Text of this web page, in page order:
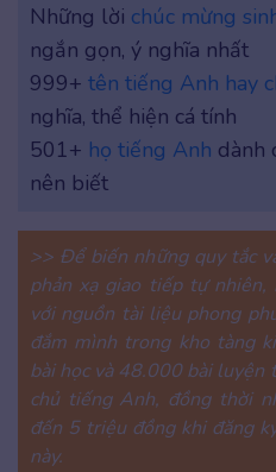
Những lời chúc mừng
ngắn gọn, ý nghĩa nhất
999+ tên tiếng Anh hay
nghĩa, thể hiện cá tính
501+ họ tiếng Anh dành
nên biết
>> Để biến những quy tắc
phản xạ giao tiếp tự
với nguồn tài liệu phong
đắm mình trong kho tàng
bài học và 48.000 bài luyện
chủ tiếng Anh, đồng thời
đến 5 triệu đồng khi đăng
này.